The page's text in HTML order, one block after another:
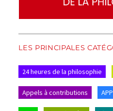
LES PRINCIPALES
24 heures de la philosophie
Appels à contributions